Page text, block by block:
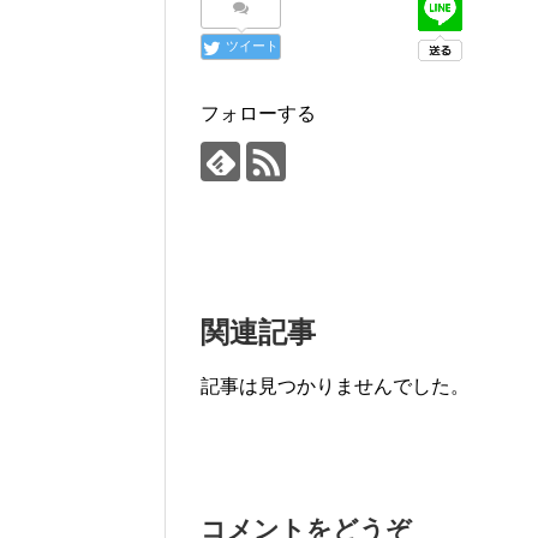
ツイート
フォローする
関連記事
記事は見つかりませんでした。
コメントをどうぞ